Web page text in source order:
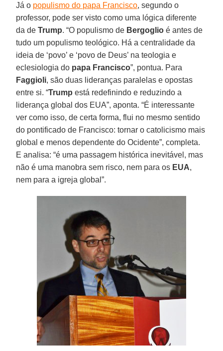
Já o populismo do papa Francisco, segundo o
professor, pode ser visto como uma lógica diferente
da deTrump. “O populismo de Bergoglio é antes de
tudo um populismo teológico. Há a centralidade da
ideia de ‘povo’ e ‘povo de Deus’ na teologia e
eclesiologia do papa Francisco”, pontua. Para
Faggioli, são duas lideranças paralelas e opostas
entre si. “Trump está redefinindo e reduzindo a
liderança global dos EUA”, aponta. “É interessante
ver como isso, de certa forma, flui no mesmo sentido
do pontificado de Francisco: tornar o catolicismo mais
global e menos dependente do Ocidente”, completa.
E analisa: “é uma passagem histórica inevitável, mas
não é uma manobra sem risco, nem para os EUA,
nem para a igreja global”.